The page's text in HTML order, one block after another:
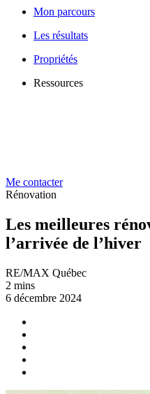
Mon parcours
Les résultats
Propriétés
Ressources
Me contacter
Rénovation
Les meilleures
l’arrivée de l’hiver
RE/MAX Québec
2 mins
6 décembre 2024